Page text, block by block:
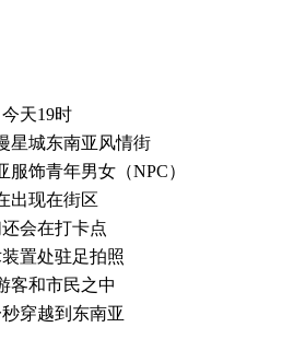
今天19时
星城东南亚风情街
服饰青年男女（NPC）
出现在街区
会在打卡点
置处驻足拍照
客和市民之中
穿越到东南亚